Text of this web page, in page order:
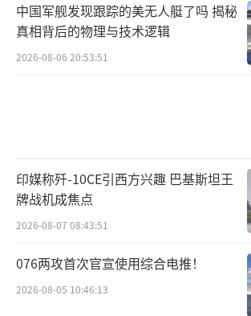
中国军舰发现跟踪的美无人艇了吗 揭秘
真相背后的物理与技术逻辑
2026-08-06 20:53:51
印媒称歼-10CE引西方兴趣 巴基斯坦王
牌战机成焦点
2026-08-07 08:43:51
076两攻首次官宣使用综合电推！
2026-08-05 10:46:13